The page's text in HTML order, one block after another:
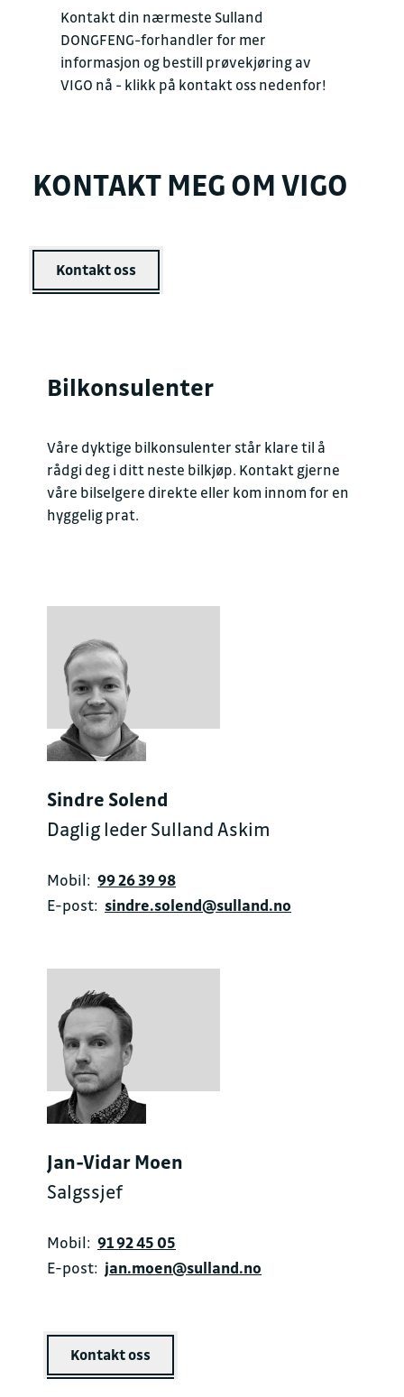
Kontakt din nærmeste Sulland
DONGFENG-forhandler for mer
informasjon og bestill prøvekjøring av
VIGO nå - klikk på kontakt oss nedenfor!
KONTAKT MEG OM VIGO
Kontakt oss
Bilkonsulenter
Våre dyktige bilkonsulenter står klare til å
rådgi deg i ditt neste bilkjøp. Kontakt gjerne
våre bilselgere direkte eller kom innom for en
hyggelig prat.
Sindre Solend
Daglig leder Sulland Askim
Mobil: 99 26 39 98
E-post: sindre.solend@sulland.no
Jan-Vidar Moen
Salgssjef
Mobil: 91 92 45 05
E-post: jan.moen@sulland.no
Kontakt oss